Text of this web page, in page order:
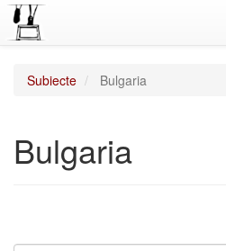
Subiecte Bulgaria
Bulgaria